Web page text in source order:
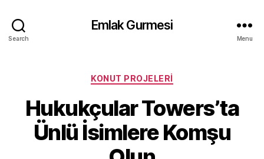
Search
Emlak Gurmesi
Menu
Categories
KONUT PROJELERI
Hukukçular Towers’ta
Ünlü İsimlere Komşu